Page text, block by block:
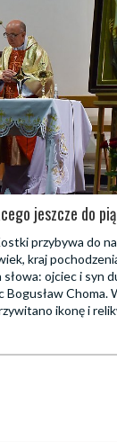
jeszcze do
przybywa do
kraj
ojciec i syn
Bogusław Choma.
ikonę i